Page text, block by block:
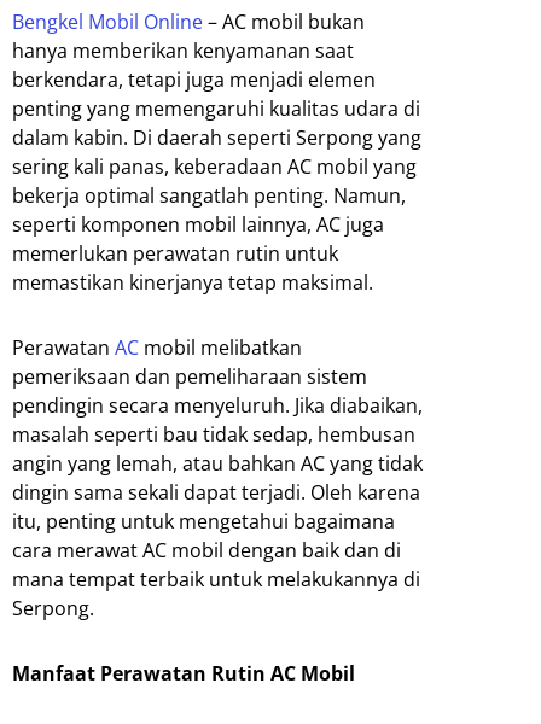
Bengkel Mobil Online– AC mobil bukan
hanya memberikan kenyamanan saat
berkendara, tetapi juga menjadi elemen
penting yang memengaruhi kualitas udara di
dalam kabin. Di daerah seperti Serpong yang
sering kali panas, keberadaan AC mobil yang
bekerja optimal sangatlah penting. Namun,
seperti komponen mobil lainnya, AC juga
memerlukan perawatan rutin untuk
memastikan kinerjanya tetap maksimal.
Perawatan AC mobil melibatkan
pemeriksaan dan pemeliharaan sistem
pendingin secara menyeluruh. Jika diabaikan,
masalah seperti bau tidak sedap, hembusan
angin yang lemah, atau bahkan AC yang tidak
dingin sama sekali dapat terjadi. Oleh karena
itu, penting untuk mengetahui bagaimana
cara merawat AC mobil dengan baik dan di
mana tempat terbaik untuk melakukannya di
Serpong.
Manfaat Perawatan Rutin AC Mobil